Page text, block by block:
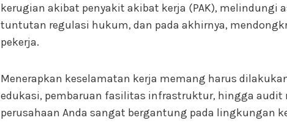
kerugian akibat penyakit akibat kerja (PAK), melindungi
tuntutan regulasi hukum, dan pada akhirnya,
pekerja.
Menerapkan keselamatan kerja memang harus
edukasi, pembaruan fasilitas infrastruktur, hingga audit
perusahaan Anda sangat bergantung pada lingkungan